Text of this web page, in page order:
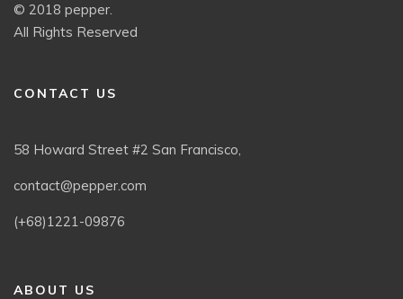
© 2018 pepper.
All Rights Reserved
CONTACT US
58 Howard Street #2 San Francisco,
contact@pepper.com
(+68)1221-09876
ABOUT US